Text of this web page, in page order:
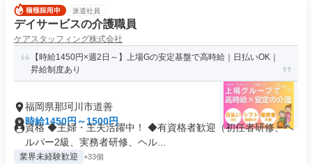
派遣社員
デイサービスの介護職員
ケアスタッフィング株式会社
【時給1450円×週2日～】上場Gの安定基盤で高時給｜日払いOK｜
昇給制度あり
福岡県那珂川市道善
時給1450円～1500円
資格 ◆主婦・主夫活躍中！ ◆有資格者歓迎（初任者研修、ヘ
ルパー2級、実務者研修、ヘル...
業界未経験歓迎 +33個